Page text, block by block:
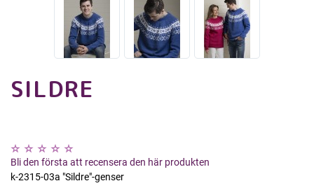
SILDRE
Bli den första att recensera den här produkten
k-2315-03a "Sildre"-genser